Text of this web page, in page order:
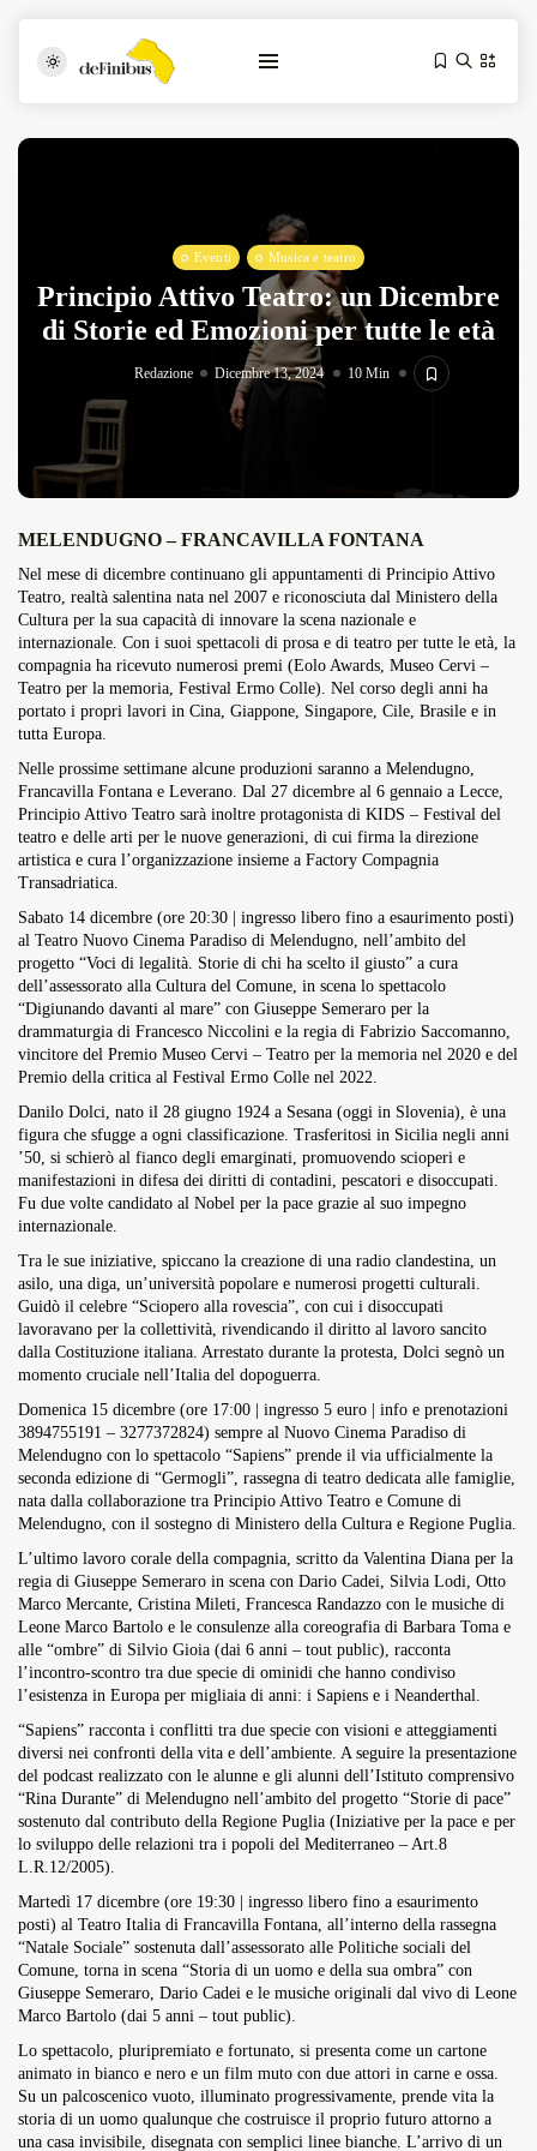
Iosonouncane A Lecce: Concerto Acustico...
Luglio 17, 2026 13 Min
4 Min
Eventi Musica e teatro
Principio Attivo Teatro: un Dicembre
di Storie ed Emozioni per tutte le età
Redazione Dicembre 13, 2024 10 Min
MELENDUGNO – FRANCAVILLA FONTANA
Nel mese di dicembre continuano gli appuntamenti di Principio Attivo
Teatro, realtà salentina nata nel 2007 e riconosciuta dal Ministero della
Cultura per la sua capacità di innovare la scena nazionale e
internazionale. Con i suoi spettacoli di prosa e di teatro per tutte le età, la
compagnia ha ricevuto numerosi premi (Eolo Awards, Museo Cervi –
Teatro per la memoria, Festival Ermo Colle). Nel corso degli anni ha
portato i propri lavori in Cina, Giappone, Singapore, Cile, Brasile e in
tutta Europa.
Nelle prossime settimane alcune produzioni saranno a Melendugno,
Francavilla Fontana e Leverano. Dal 27 dicembre al 6 gennaio a Lecce,
Principio Attivo Teatro sarà inoltre protagonista di KIDS – Festival del
teatro e delle arti per le nuove generazioni, di cui firma la direzione
artistica e cura l’organizzazione insieme a Factory Compagnia
Transadriatica.
Sabato 14 dicembre (ore 20:30 | ingresso libero fino a esaurimento posti)
al Teatro Nuovo Cinema Paradiso di Melendugno, nell’ambito del
progetto “Voci di legalità. Storie di chi ha scelto il giusto” a cura
dell’assessorato alla Cultura del Comune, in scena lo spettacolo
“Digiunando davanti al mare” con Giuseppe Semeraro per la
drammaturgia di Francesco Niccolini e la regia di Fabrizio Saccomanno,
vincitore del Premio Museo Cervi – Teatro per la memoria nel 2020 e del
Premio della critica al Festival Ermo Colle nel 2022.
Danilo Dolci, nato il 28 giugno 1924 a Sesana (oggi in Slovenia), è una
figura che sfugge a ogni classificazione. Trasferitosi in Sicilia negli anni
’50, si schierò al fianco degli emarginati, promuovendo scioperi e
manifestazioni in difesa dei diritti di contadini, pescatori e disoccupati.
Fu due volte candidato al Nobel per la pace grazie al suo impegno
internazionale.
Tra le sue iniziative, spiccano la creazione di una radio clandestina, un
asilo, una diga, un’università popolare e numerosi progetti culturali.
Guidò il celebre “Sciopero alla rovescia”, con cui i disoccupati
lavoravano per la collettività, rivendicando il diritto al lavoro sancito
dalla Costituzione italiana. Arrestato durante la protesta, Dolci segnò un
momento cruciale nell’Italia del dopoguerra.
Domenica 15 dicembre (ore 17:00 | ingresso 5 euro | info e prenotazioni
3894755191 – 3277372824) sempre al Nuovo Cinema Paradiso di
Melendugno con lo spettacolo “Sapiens” prende il via ufficialmente la
seconda edizione di “Germogli”, rassegna di teatro dedicata alle famiglie,
nata dalla collaborazione tra Principio Attivo Teatro e Comune di
Melendugno, con il sostegno di Ministero della Cultura e Regione Puglia.
L’ultimo lavoro corale della compagnia, scritto da Valentina Diana per la
regia di Giuseppe Semeraro in scena con Dario Cadei, Silvia Lodi, Otto
Marco Mercante, Cristina Mileti, Francesca Randazzo con le musiche di
Leone Marco Bartolo e le consulenze alla coreografia di Barbara Toma e
alle “ombre” di Silvio Gioia (dai 6 anni – tout public), racconta
l’incontro-scontro tra due specie di ominidi che hanno condiviso
l’esistenza in Europa per migliaia di anni: i Sapiens e i Neanderthal.
“Sapiens” racconta i conflitti tra due specie con visioni e atteggiamenti
diversi nei confronti della vita e dell’ambiente. A seguire la presentazione
del podcast realizzato con le alunne e gli alunni dell’Istituto comprensivo
“Rina Durante” di Melendugno nell’ambito del progetto “Storie di pace”
sostenuto dal contributo della Regione Puglia (Iniziative per la pace e per
lo sviluppo delle relazioni tra i popoli del Mediterraneo – Art.8
L.R.12/2005).
Martedì 17 dicembre (ore 19:30 | ingresso libero fino a esaurimento
posti) al Teatro Italia di Francavilla Fontana, all’interno della rassegna
“Natale Sociale” sostenuta dall’assessorato alle Politiche sociali del
Comune, torna in scena “Storia di un uomo e della sua ombra” con
Giuseppe Semeraro, Dario Cadei e le musiche originali dal vivo di Leone
Marco Bartolo (dai 5 anni – tout public).
Lo spettacolo, pluripremiato e fortunato, si presenta come un cartone
animato in bianco e nero e un film muto con due attori in carne e ossa.
Su un palcoscenico vuoto, illuminato progressivamente, prende vita la
storia di un uomo qualunque che costruisce il proprio futuro attorno a
una casa invisibile, disegnata con semplici linee bianche. L’arrivo di un